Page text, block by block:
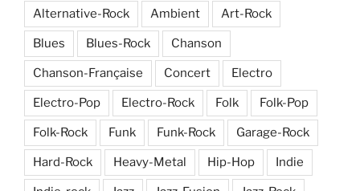
Alternative-Rock Ambient Art-Rock
Blues Blues-Rock Chanson
Chanson-Française Concert Electro
Electro-Pop Electro-Rock Folk Folk-Pop
Folk-Rock Funk Funk-Rock Garage-Rock
Hard-Rock Heavy-Metal Hip-Hop Indie